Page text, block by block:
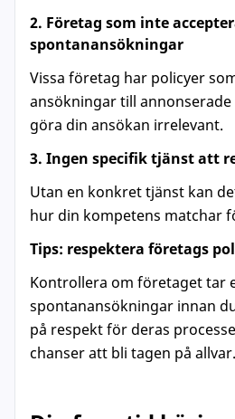
2. Företag som inte
spontanansökningar
Vissa företag har policyer
ansökningar till
göra din ansökan irrelevant.
3. Ingen specifik tjänst att
Utan en konkret tjänst kan
hur din kompetens matchar
Tips: respektera företags
Kontrollera om företaget tar
spontanansökningar innan
på respekt för deras
chanser att bli tagen på allvar.